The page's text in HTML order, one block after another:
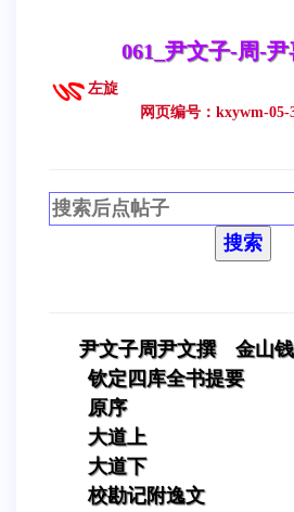
061_尹文子-周-尹
左旋
网页编号：kxywm-05-
搜索
尹文子周尹文撰 金山
钦定四库全书提要
原序
大道上
大道下
校勘记附逸文